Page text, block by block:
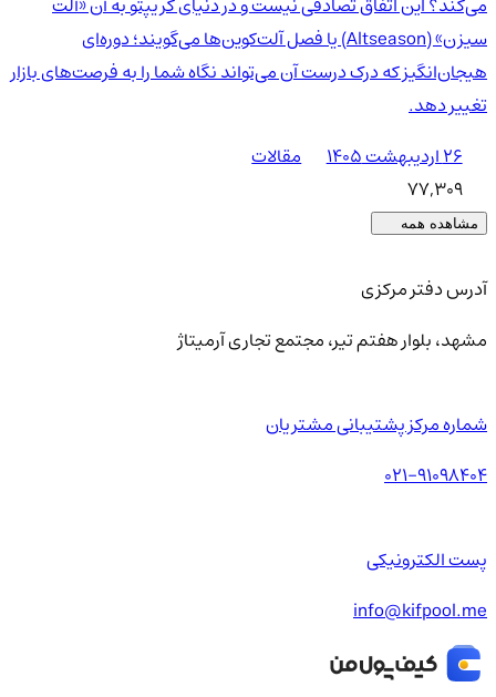
سیزن» (Altseason) یا فصل آلت‌کوین‌ها می‌گویند؛ دوره‌ای
هیجان‌انگیز که درک درست آن می‌تواند نگاه شما را به فرصت‌های بازار
تغییر دهد.
۲۶ اردیبهشت ۱۴۰۵
مقالات
77,309
مشاهده همه
آدرس دفتر مرکزی
مشهد، بلوار هفتم تیر، مجتمع تجاری آرمیتاژ
شماره مرکز پشتیبانی مشتریان
021-91098404
پست الکترونیکی
info@kifpool.me